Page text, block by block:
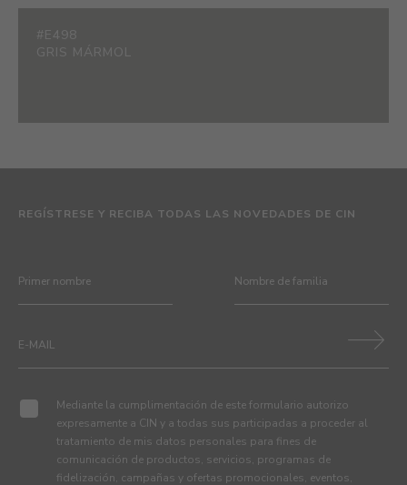
#E498
GRIS MÁRMOL
REGÍSTRESE Y RECIBA TODAS LAS NOVEDADES DE CIN
Mediante la cumplimentación de este formulario autorizo
expresamente a CIN y a todas sus participadas a proceder al
tratamiento de mis datos personales para fines de
comunicación de productos, servicios, programas de
fidelización, campañas y ofertas promocionales, eventos,